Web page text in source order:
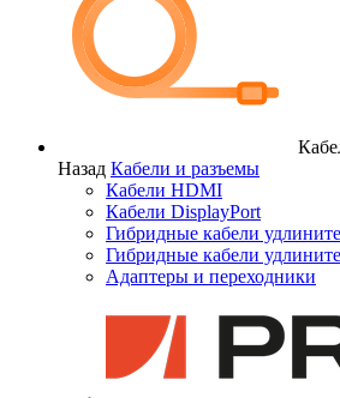
Назад Кабели и разъемы
Кабели HDMI
Кабели DisplayPort
Гибридные кабели
Гибридные кабели
Адаптеры и переходники